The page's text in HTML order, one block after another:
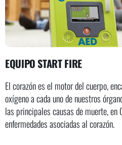
EQUIPO START FIRE
El corazón es el motor del cuerpo,
oxígeno a cada uno de nuestros
las principales causas de muerte, en
enfermedades asociadas al corazón.